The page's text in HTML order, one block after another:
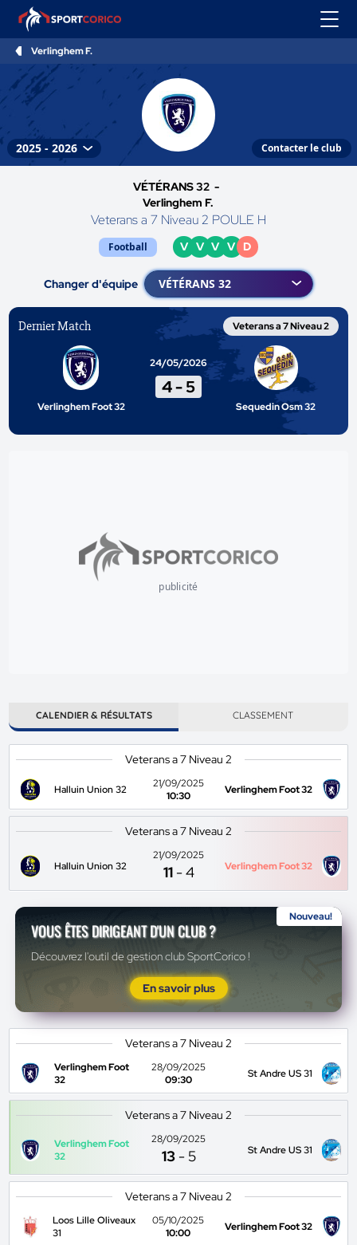
Verlinghem F.
Contacter le club
VÉTÉRANS 32 -
Verlinghem F.
Veterans a 7 Niveau 2 POULE H
Football V V V V D
Changer d'équipe
Dernier Match Veterans a 7 Niveau 2
Verlinghem Foot 32
24/05/2026
4-5
Sequedin Osm 32
publicité
CALENDIER & RÉSULTATS CLASSEMENT
Veterans a 7 Niveau 2
Halluin Union 32
21/09/2025
10:30
Verlinghem Foot 32
Veterans a 7 Niveau 2
Halluin Union 32
21/09/2025
11 -4 Verlinghem Foot 32
Nouveau!
VOUS ÊTES DIRIGEANT D'UN CLUB ?
Découvrez l'outil de gestion club SportCorico !
En savoir plus
Veterans a 7 Niveau 2
Verlinghem Foot
32
28/09/2025
09:30
St Andre US 31
Veterans a 7 Niveau 2
Verlinghem Foot
32
28/09/2025
13 - 5 St Andre US 31
Veterans a 7 Niveau 2
Loos Lille Oliveaux
31
05/10/2025
10:00
Verlinghem Foot 32